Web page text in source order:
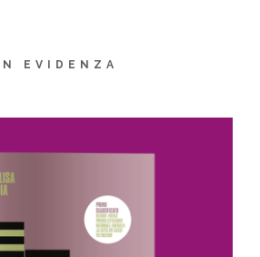
IN EVIDENZA